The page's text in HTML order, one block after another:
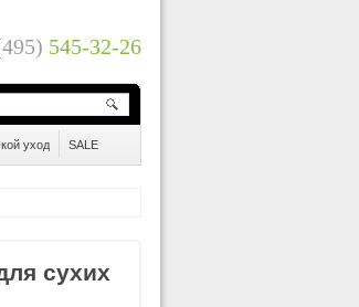
545-32-26
уход SALE
сухих